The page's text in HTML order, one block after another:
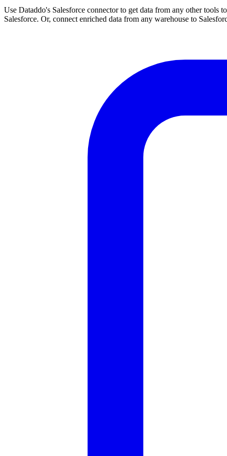
Use Dataddo's Salesforce connector to get data from any other tools
Salesforce. Or, connect enriched data from any warehouse to